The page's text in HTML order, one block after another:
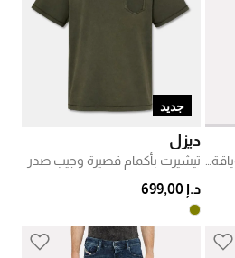
جديد
ديزل
تيشيرت بأكمام قصيرة وجيب صدر
د.إ 699,00